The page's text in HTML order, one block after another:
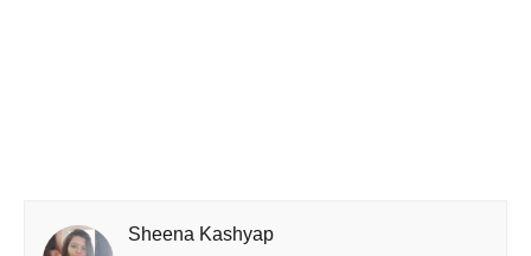
Sheena Kashyap